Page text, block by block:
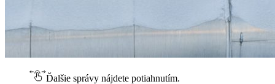
Ďalšie správy nájdete potiahnutím.